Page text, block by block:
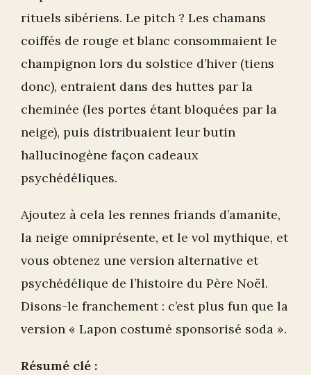
rituels sibériens. Le pitch ? Les chamans
coiffés de rouge et blanc consommaient le
champignon lors du solstice d’hiver (tiens
donc), entraient dans des huttes par la
cheminée (les portes étant bloquées par la
neige), puis distribuaient leur butin
hallucinogène façon cadeaux
psychédéliques.
Ajoutez à cela les rennes friands d’amanite,
la neige omniprésente, et le vol mythique, et
vous obtenez une version alternative et
psychédélique de l’histoire du Père Noël.
Disons-le franchement : c’est plus fun que la
version « Lapon costumé sponsorisé soda ».
Résumé clé :